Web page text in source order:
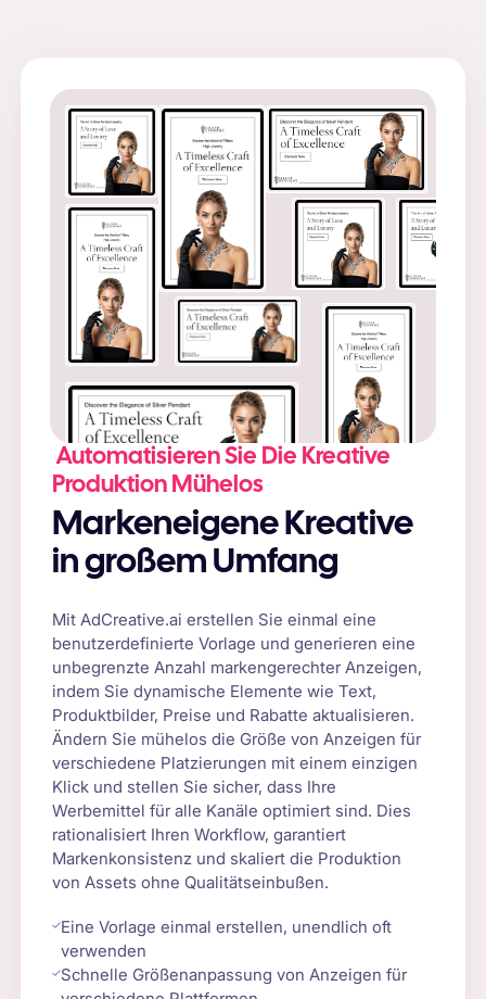
Automatisieren Sie Die Kreative
Produktion Mühelos
Markeneigene Kreative
in großem Umfang
Mit AdCreative.ai erstellen Sie einmal eine
benutzerdefinierte Vorlage und generieren eine
unbegrenzte Anzahl markengerechter Anzeigen,
indem Sie dynamische Elemente wie Text,
Produktbilder, Preise und Rabatte aktualisieren.
Ändern Sie mühelos die Größe von Anzeigen für
verschiedene Platzierungen mit einem einzigen
Klick und stellen Sie sicher, dass Ihre
Werbemittel für alle Kanäle optimiert sind. Dies
rationalisiert Ihren Workflow, garantiert
Markenkonsistenz und skaliert die Produktion
von Assets ohne Qualitätseinbußen.
Eine Vorlage einmal erstellen, unendlich oft
verwenden
Schnelle Größenanpassung von Anzeigen für